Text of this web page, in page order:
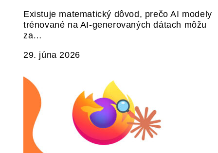
Existuje matematický dôvod, prečo AI modely
trénované na AI-generovaných dátach môžu
za…
29. júna 2026